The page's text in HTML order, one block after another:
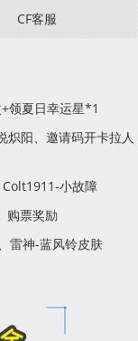
CF客服
领夏日幸运星*1
炽阳、邀请码开卡拉人
小故障
购票奖励
雷神-蓝风铃皮肤